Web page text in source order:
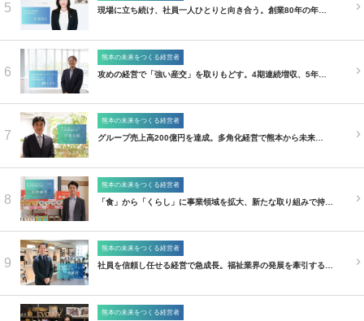
5 現場に立ち続け、社員一人ひとりと向き合う。創業80年の年…
6
熊本の未来をつくる経営者
攻めの経営で「強い産交」を取りもどす。4期連続増収、5年…
7
熊本の未来をつくる経営者
グループ売上高200億円を達成。多角化経営で熊本から未来…
8
熊本の未来をつくる経営者
「食」から「くらし」に事業領域を拡大、新たな取り組みで持…
9
熊本の未来をつくる経営者
社員を信頼し任せる経営で急成長。福祉業界の発展を牽引する…
熊本の未来をつくる経営者